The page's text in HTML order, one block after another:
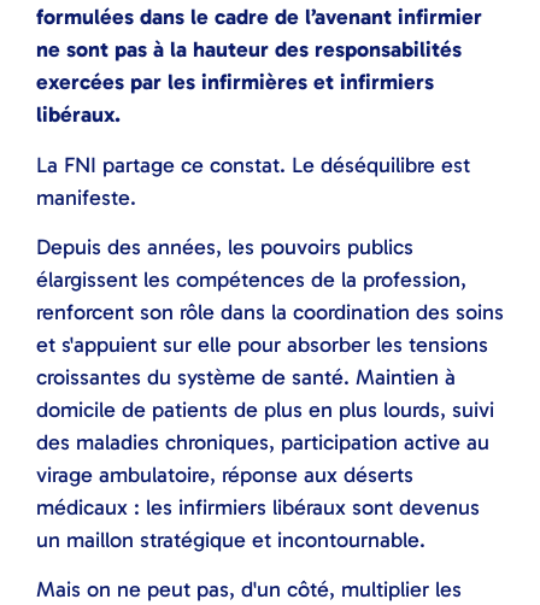
formulées dans le cadre de l’avenant infirmier
ne sont pas à la hauteur des responsabilités
exercées par les infirmières et infirmiers
libéraux.
La FNI partage ce constat. Le déséquilibre est
manifeste.
Depuis des années, les pouvoirs publics
élargissent les compétences de la profession,
renforcent son rôle dans la coordination des soins
et s'appuient sur elle pour absorber les tensions
croissantes du système de santé. Maintien à
domicile de patients de plus en plus lourds, suivi
des maladies chroniques, participation active au
virage ambulatoire, réponse aux déserts
médicaux : les infirmiers libéraux sont devenus
un maillon stratégique et incontournable.
Mais on ne peut pas, d'un côté, multiplier les